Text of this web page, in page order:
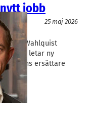
jobb
25 maj 2026
Wahlquist
år och letar ny
Hans ersättare